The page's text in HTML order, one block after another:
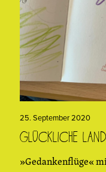
25. September 2020
Glückliche
»Gedankenflüge«